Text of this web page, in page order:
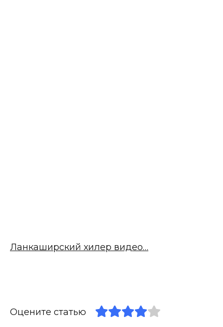
Ланкаширский хилер видео…
Оцените статью